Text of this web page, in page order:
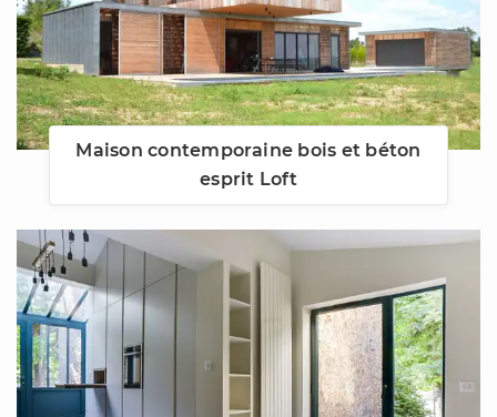
Maison contemporaine bois et béton
esprit Loft